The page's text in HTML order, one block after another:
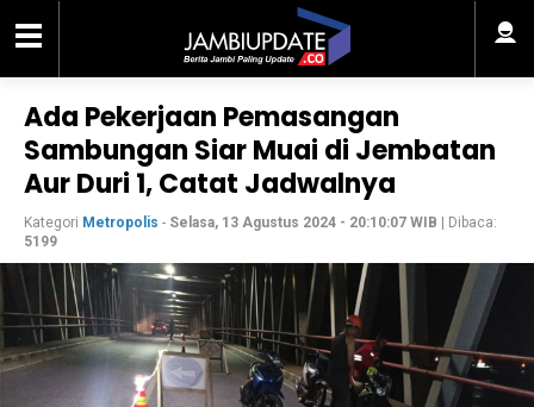
Ada Pekerjaan Pemasangan
Sambungan Siar Muai di Jembatan
Aur Duri 1, Catat Jadwalnya
Kategori Metropolis - Selasa, 13 Agustus 2024 - 20:10:07 WIB | Dibaca:
5199